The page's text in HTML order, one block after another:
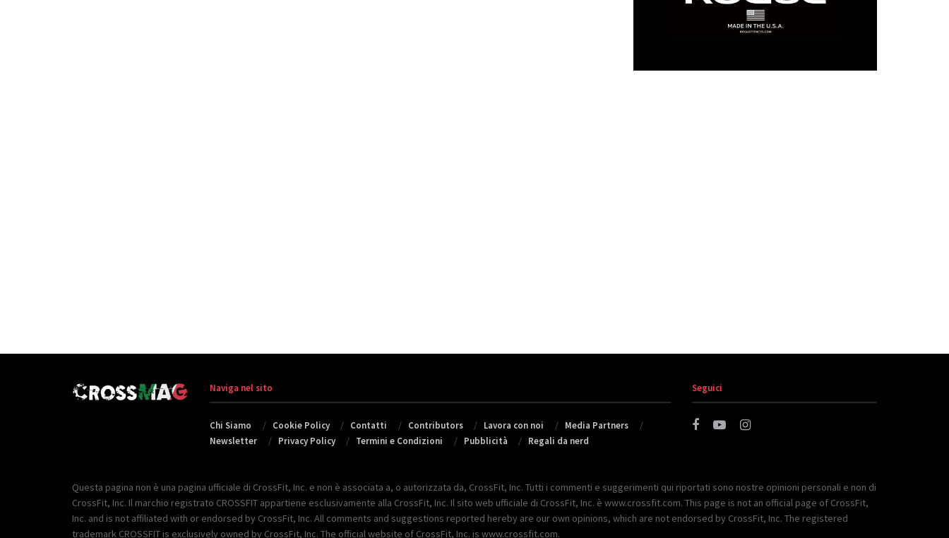
Naviga nel sito
Chi Siamo Cookie Policy Contatti Contributors Lavora con noi
Media Partners
Newsletter
Privacy Policy Termini e Condizioni Pubblicità Regali da nerd
Seguici
Questa pagina non è una pagina ufficiale di CrossFit, Inc. e non è associata a, o autorizzata da, CrossFit, Inc. Tutti i commenti e suggerimenti qui riportati sono nostre opinioni personali e non di
CrossFit, Inc. Il marchio registrato CROSSFIT appartiene esclusivamente alla CrossFit, Inc. Il sito web ufficiale di CrossFit, Inc. è www.crossfit.com. This page is not an official page of CrossFit,
Inc. and is not affiliated with or endorsed by CrossFit, Inc. All comments and suggestions reported hereby are our own opinions, which are not endorsed by CrossFit, Inc. The registered
trademark CROSSFIT is exclusively owned by CrossFit, Inc. The official website of CrossFit, Inc. is www.crossfit.com.